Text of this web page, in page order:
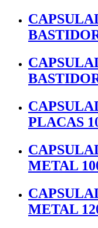
PLACAS
METAL
METAL